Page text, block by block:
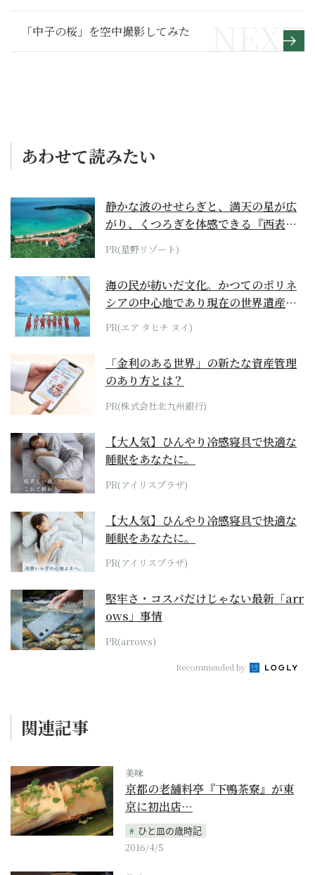
「中子の桜」を空中撮影してみた
あわせて読みたい
静かな波のせせらぎと、満天の星が広
がり、くつろぎを体感できる『西表島
ホテル by...
PR(星野リゾート)
海の民が紡いだ文化。かつてのポリネ
シアの中心地であり現在の世界遺産か
らみえてくる...
PR(エア タヒチ ヌイ)
「金利のある世界」の新たな資産管理
のあり方とは？
PR(株式会社北九州銀行)
【大人気】ひんやり冷感寝具で快適な
睡眠をあなたに。
PR(アイリスプラザ)
【大人気】ひんやり冷感寝具で快適な
睡眠をあなたに。
PR(アイリスプラザ)
堅牢さ・コスパだけじゃない最新「arr
ows」事情
PR(arrows)
Recommended by
関連記事
美味
京都の老舗料亭『下鴨茶寮』が東
京に初出店…
ひと皿の歳時記
2016/4/5